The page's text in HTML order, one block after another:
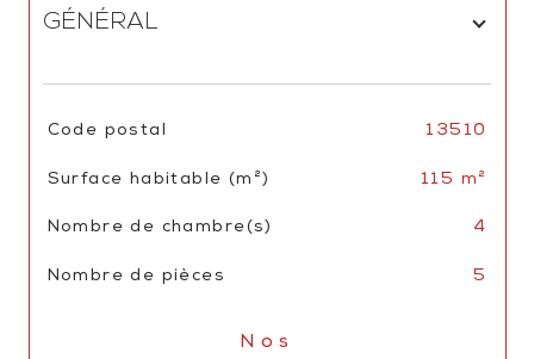
GÉNÉRAL
TRAD_SIROCCO_Caracteristique
Code postal 13510
Surface habitable (m²) 115 m²
Nombre de chambre(s) 4
Nombre de pièces 5
Nos